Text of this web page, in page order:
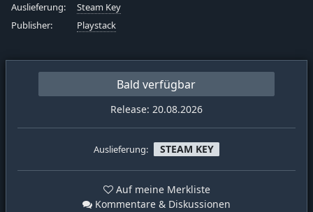
Auslieferung:
Steam Key
Publisher:
Playstack
Bald verfügbar
Release: 20.08.2026
Auslieferung: STEAM KEY
Auf meine Merkliste
Kommentare & Diskussionen